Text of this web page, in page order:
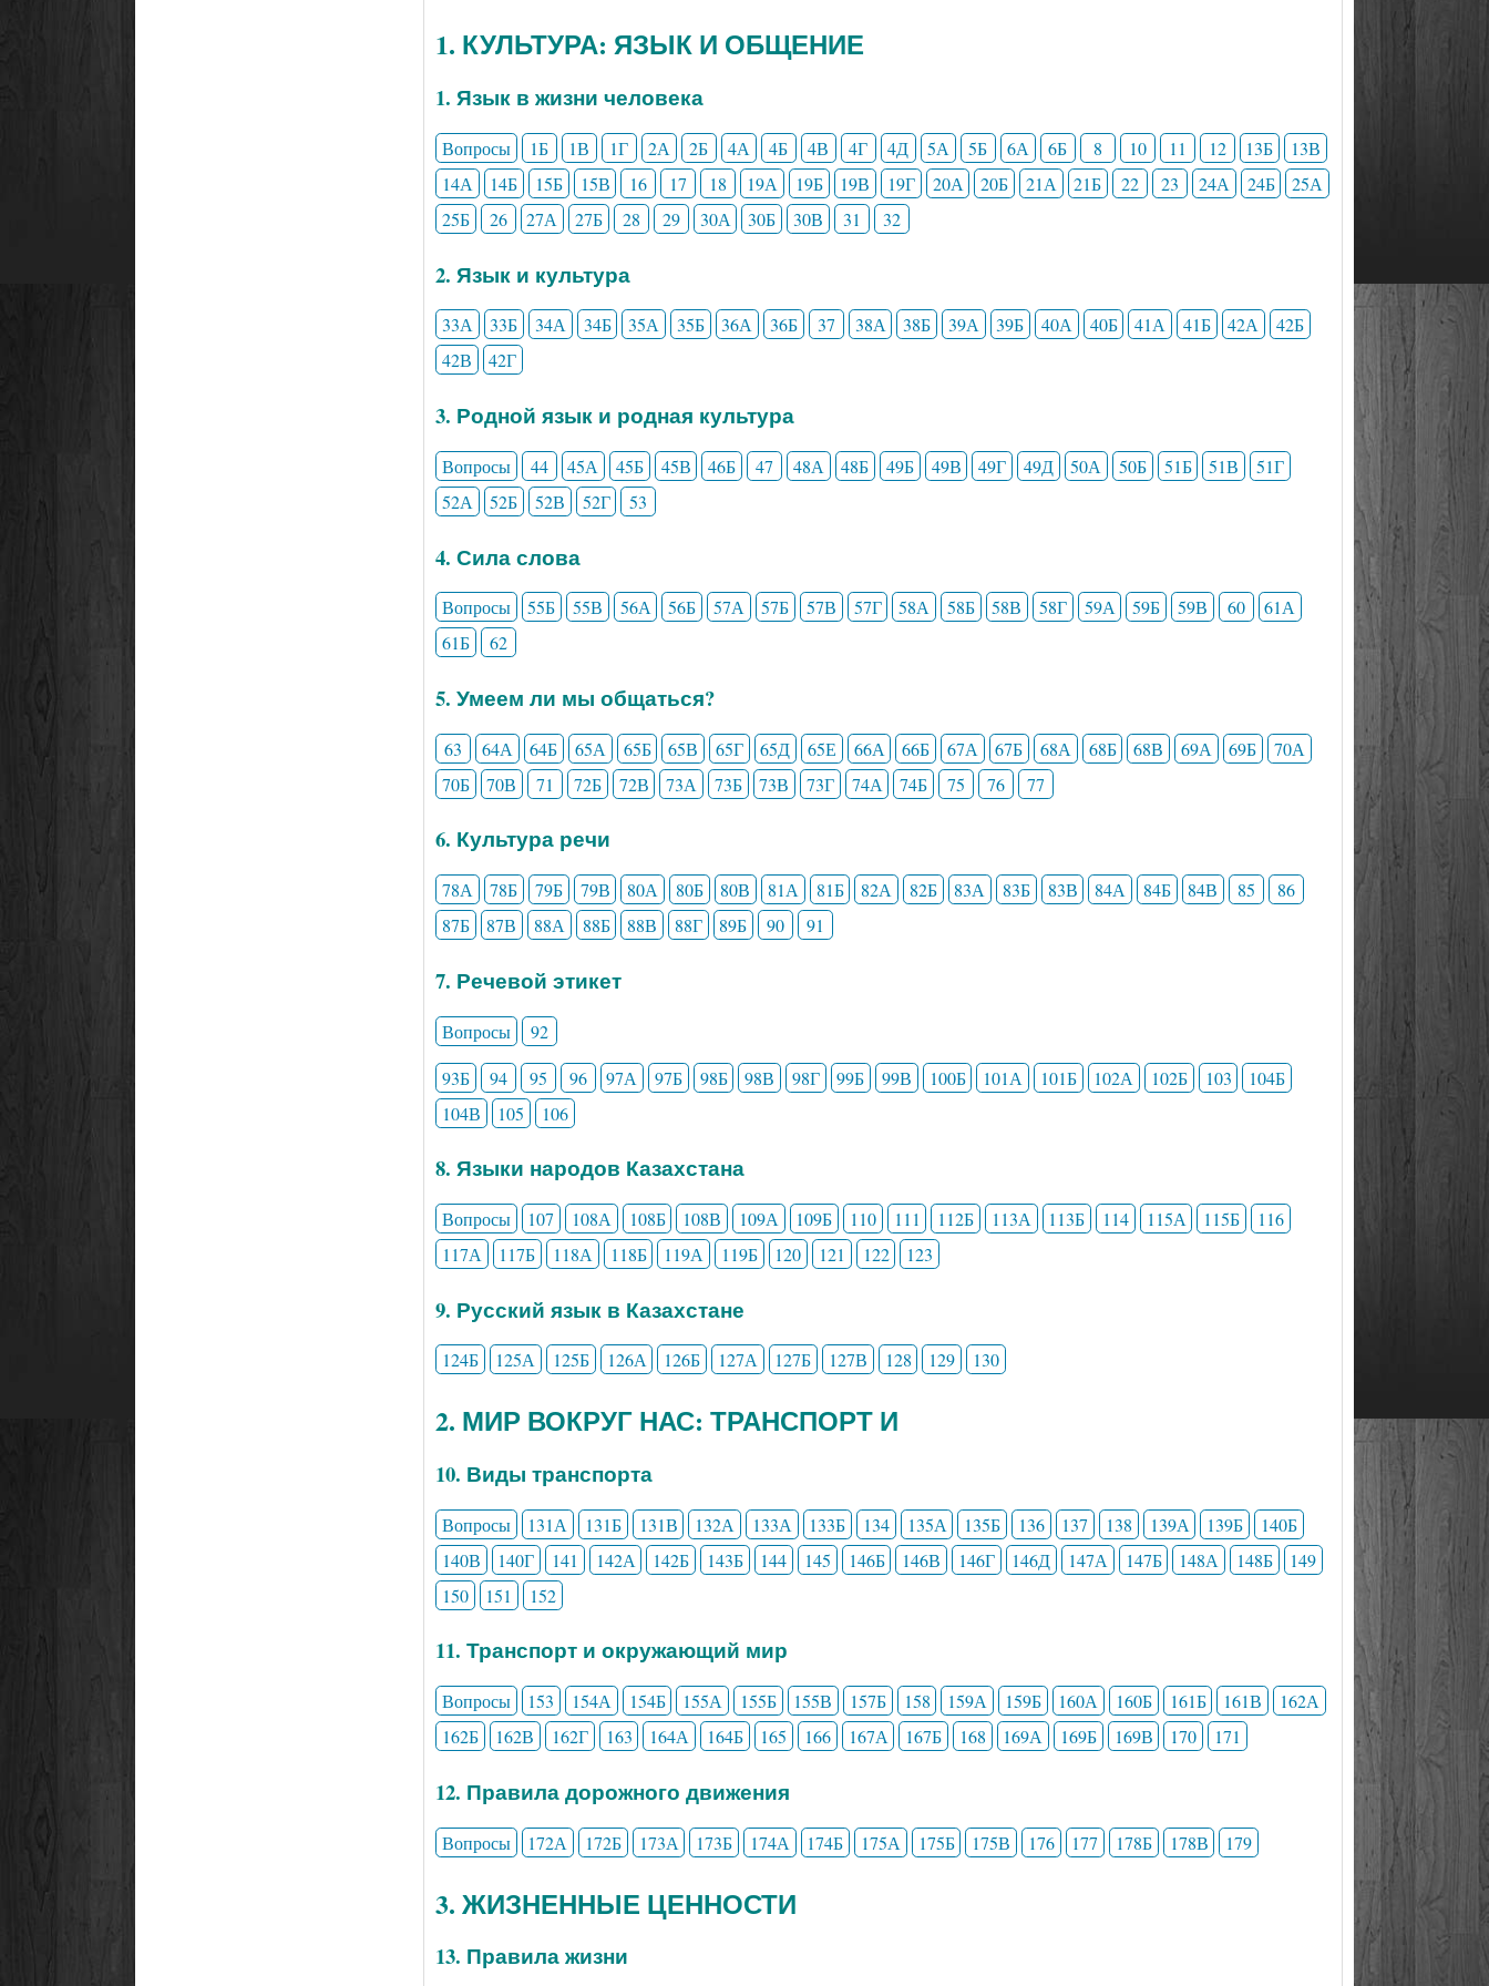
1. КУЛЬТУРА: ЯЗЫК И ОБЩЕНИЕ
1. Язык в жизни человека
Вопросы 1Б 1В 1Г 2А 2Б 4А 4Б 4В 4Г 4Д 5А 5Б 6А 6Б 8 10 11 12 13Б
13В
14А
14Б 15Б 15В 16 17 18 19А 19Б 19В 19Г 20А 20Б 21А 21Б 22 23 24А 24Б
25А
25Б
26 27А 27Б 28 29 30А 30Б 30В 31 32
2. Язык и культура
33А 33Б 34А 34Б 35А 35Б 36А 36Б 37 38А 38Б 39А 39Б 40А 40Б 41А 41Б 42А
42Б
42В
42Г
3. Родной язык и родная культура
Вопросы 44 45А 45Б 45В 46Б 47 48А 48Б 49Б 49В 49Г 49Д 50А 50Б 51Б 51В
51Г
52А
52Б 52В 52Г 53
4. Сила слова
Вопросы 55Б 55В 56А 56Б 57А 57Б 57В 57Г 58А 58Б 58В 58Г 59А 59Б 59В 60
61А
61Б
62
5. Умеем ли мы общаться?
63 64А 64Б 65А 65Б 65В 65Г 65Д 65Е 66А 66Б 67А 67Б 68А 68Б 68В 69А 69Б
70А
70Б
70В 71 72Б 72В 73А 73Б 73В 73Г 74А 74Б 75 76 77
6. Культура речи
78А 78Б 79Б 79В 80А 80Б 80В 81А 81Б 82А 82Б 83А 83Б 83В 84А 84Б 84В 85
86
87Б
87В 88А 88Б 88В 88Г 89Б 90 91
7. Речевой этикет
Вопросы
92
93Б
94 95 96 97А 97Б 98Б 98В 98Г 99Б 99В 100Б 101А 101Б 102А 102Б 103
104Б
104В
105 106
8. Языки народов Казахстана
Вопросы 107 108А 108Б 108В 109А 109Б 110 111 112Б 113А 113Б 114 115А 115Б
116
117А
117Б 118А 118Б 119А 119Б 120 121 122 123
9. Русский язык в Казахстане
124Б 125А 125Б 126А 126Б 127А 127Б 127В 128 129 130
2. МИР ВОКРУГ НАС: ТРАНСПОРТ И
10. Виды транспорта
Вопросы 131А 131Б 131В 132А 133А 133Б 134 135А 135Б 136 137 138 139А 139Б
140Б
140В
140Г 141 142А 142Б 143Б 144 145 146Б 146В 146Г 146Д 147А 147Б 148А 148Б
149
150
151 152
11. Транспорт и окружающий мир
Вопросы 153 154А 154Б 155А 155Б 155В 157Б 158 159А 159Б 160А 160Б 161Б 161В
162А
162Б
162В 162Г 163 164А 164Б 165 166 167А 167Б 168 169А 169Б 169В 170 171
12. Правила дорожного движения
Вопросы 172А 172Б 173А 173Б 174А 174Б 175А 175Б 175В 176 177 178Б 178В 179
3. ЖИЗНЕННЫЕ ЦЕННОСТИ
13. Правила жизни